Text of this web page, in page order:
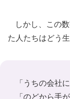
しかし、この
た人たちはどう
「うちの会社
「のどから手